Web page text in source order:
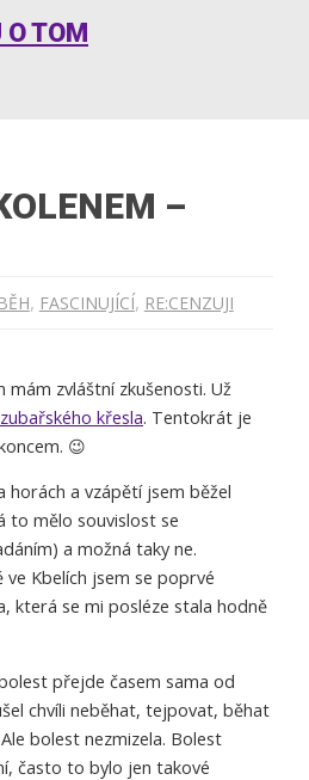
TOM
–
BĚH, FASCINUJÍCÍ, RE:CENZUJI
mám zvláštní zkušenosti. Už
zubařského křesla. Tentokrát je
😉
horách a vzápětí jsem běžel
to mělo souvislost se
a možná taky ne.
Kbelích jsem se poprvé
která se mi posléze stala hodně
přejde časem sama od
chvíli neběhat, tejpovat, běhat
bolest nezmizela. Bolest
často to bylo jen takové